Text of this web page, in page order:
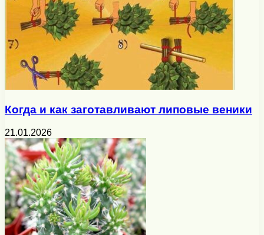
Когда и как заготавливают липовые веники
21.01.2026